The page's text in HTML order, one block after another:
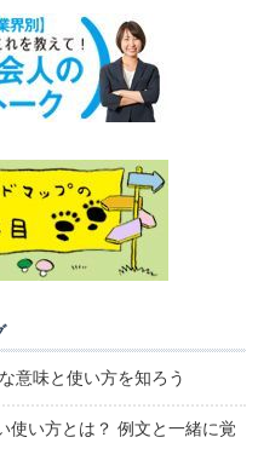
意味と使い方を知ろう
使い方とは？ 例文と一緒に覚